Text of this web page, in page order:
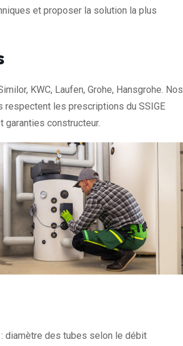
et proposer la solution la plus
KWC, Laufen, Grohe, Hansgrohe. Nos
les prescriptions du SSIGE
constructeur.
diamètre des tubes selon le débit